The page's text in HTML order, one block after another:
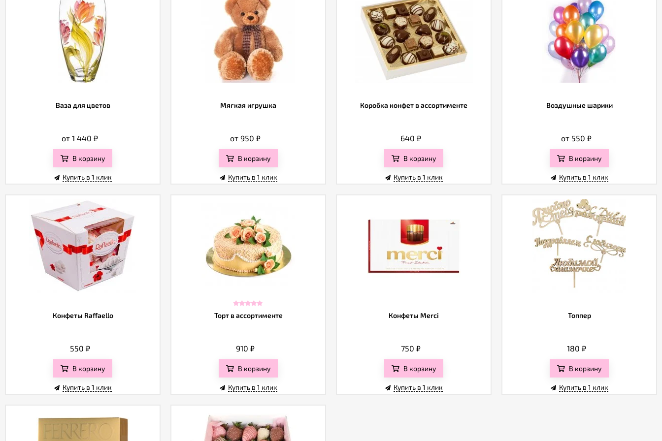
Ваза для цветов
от 1 440 ₽
В корзину
Купить в 1 клик
Мягкая игрушка
от 950 ₽
В корзину
Купить в 1 клик
Коробка конфет в ассортименте
640 ₽
В корзину
Купить в 1 клик
Воздушные шарики
от 550 ₽
В корзину
Купить в 1 клик
Конфеты Raffaello
550 ₽
В корзину
Купить в 1 клик
Торт в ассортименте
910 ₽
В корзину
Купить в 1 клик
Конфеты Merci
750 ₽
В корзину
Купить в 1 клик
Топпер
180 ₽
В корзину
Купить в 1 клик